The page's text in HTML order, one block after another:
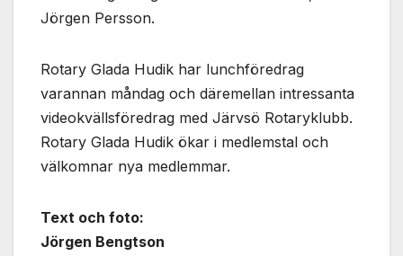
Jörgen Persson.
Rotary Glada Hudik har lunchföredrag
varannan måndag och däremellan intressanta
videokvällsföredrag med Järvsö Rotaryklubb.
Rotary Glada Hudik ökar i medlemstal och
välkomnar nya medlemmar.
Text och foto:
Jörgen Bengtson